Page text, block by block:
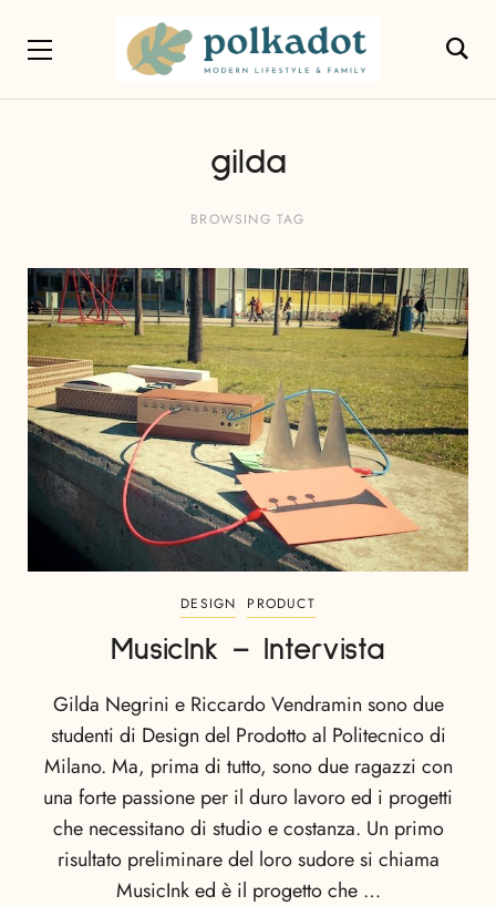
gilda
BROWSING TAG
DESIGN PRODUCT
MusicInk – Intervista
Gilda Negrini e Riccardo Vendramin sono due
studenti di Design del Prodotto al Politecnico di
Milano. Ma, prima di tutto, sono due ragazzi con
una forte passione per il duro lavoro ed i progetti
che necessitano di studio e costanza. Un primo
risultato preliminare del loro sudore si chiama
MusicInk ed è il progetto che …